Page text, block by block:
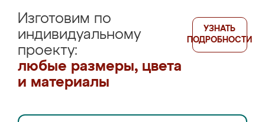
Изготовим по
индивидуальному
проекту:
любые размеры, цвета
и материалы
УЗНАТЬ
ПОДРОБНОСТИ